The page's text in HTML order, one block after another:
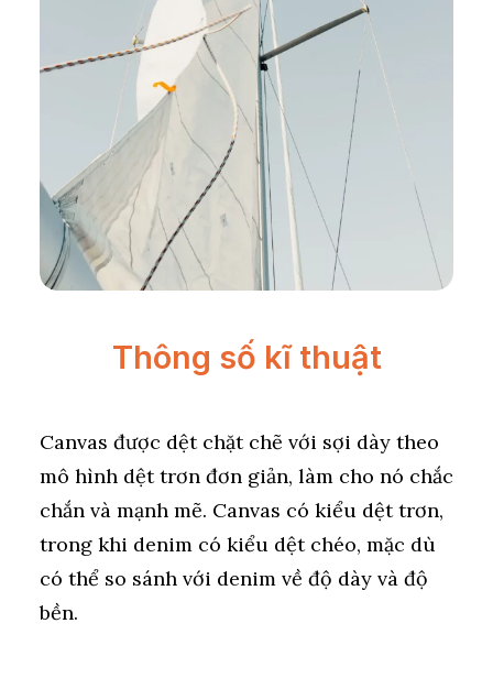
Thông số kĩ thuật
Canvas được dệt chặt chẽ với sợi dày theo
mô hình dệt trơn đơn giản, làm cho nó chắc
chắn và mạnh mẽ. Canvas có kiểu dệt trơn,
trong khi denim có kiểu dệt chéo, mặc dù
có thể so sánh với denim về độ dày và độ
bền.